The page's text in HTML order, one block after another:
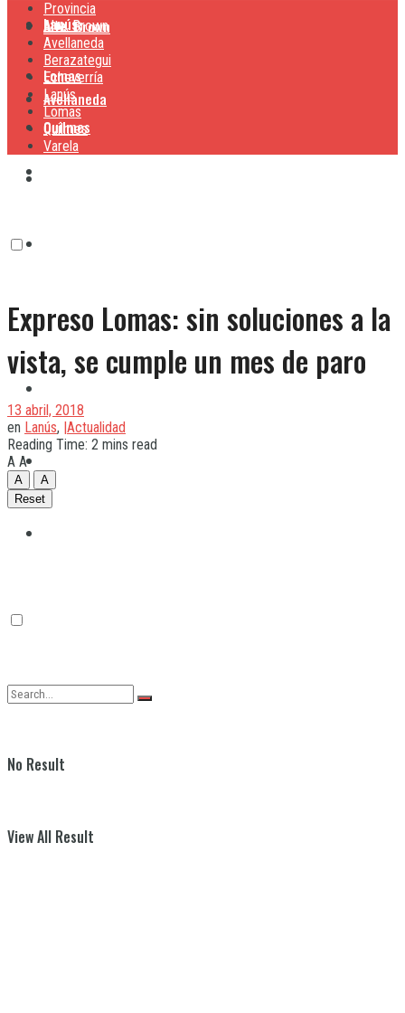
Lanús
Lomas
Quilmes
Alte. Brown
Avellaneda
Lanús
No Result
View All Result
Provincia
Alte. Brown
Avellaneda
Berazategui
Echeverría
Lanús
Lomas
Quilmes
Varela
Expreso Lomas: sin soluciones a la
vista, se cumple un mes de paro
13 abril, 2018
en Lanús, |Actualidad
Reading Time: 2 mins read
A A
A
A
Reset